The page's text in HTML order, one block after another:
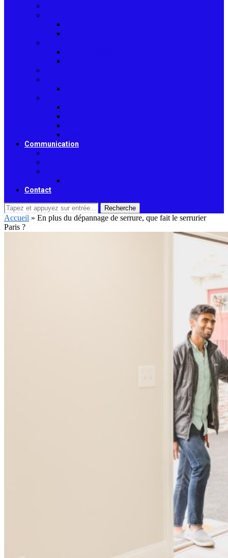
Communication
Contact
Recherche
Accueil » En plus du dépannage de serrure, que fait le serrurier
Paris ?